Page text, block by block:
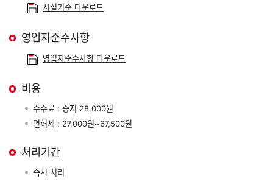
시설기준 다운로드
영업자준수사항
영업자준수사항 다운로드
비용
수수료 : 증지 28,000원
면허세 : 27,000원~67,500원
처리기간
즉시 처리